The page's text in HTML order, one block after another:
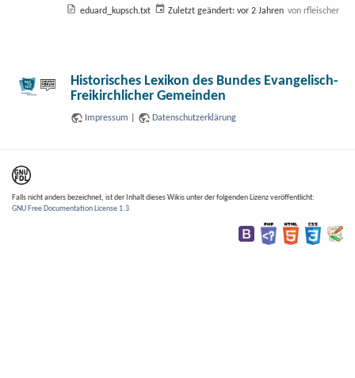
eduard_kupsch.txt Zuletzt geändert: vor 2 Jahren von rfleischer
Historisches Lexikon des Bundes Evangelisch-
Freikirchlicher Gemeinden
Impressum Datenschutzerklärung
Falls nicht anders bezeichnet, ist der Inhalt dieses Wikis unter der folgenden Lizenz veröffentlicht:
GNU Free Documentation License 1.3